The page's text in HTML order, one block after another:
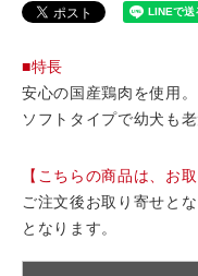
■特長
安心の国産鶏肉を使用。
ソフトタイプで幼犬も
【こちらの商品は、お
ご注文後お取り寄せと
となります。